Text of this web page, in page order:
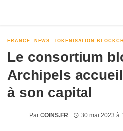
FRANCE NEWS TOKENISATION
Le consortium
Archipels
à son capital
Par COINS.FR 30 mai 2023 à